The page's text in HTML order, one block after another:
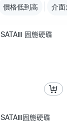
價格低到高 介
固態硬碟
固態硬碟